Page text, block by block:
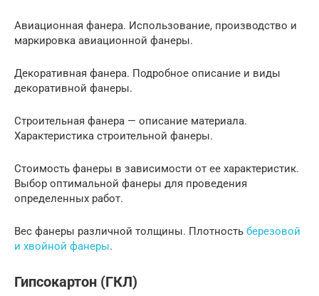
Авиационная фанера. Использование, производство и
маркировка авиационной фанеры.
Декоративная фанера. Подробное описание и виды
декоративной фанеры.
Строительная фанера — описание материала.
Характеристика строительной фанеры.
Стоимость фанеры в зависимости от ее характеристик.
Выбор оптимальной фанеры для проведения
определенных работ.
Вес фанеры различной толщины. Плотность березовой
и хвойной фанеры.
Гипсокартон (ГКЛ)